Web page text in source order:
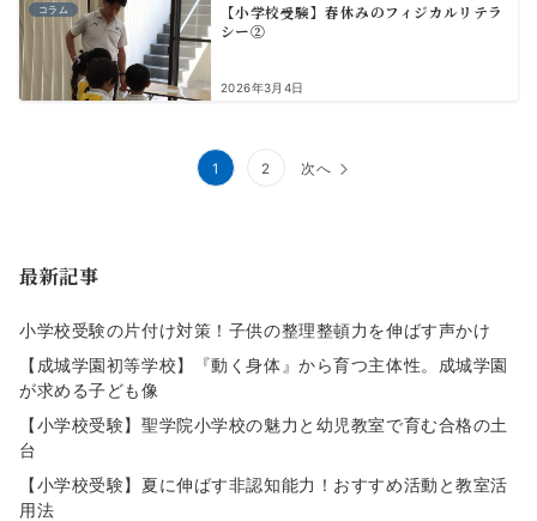
コラム
【小学校受験】春休みのフィジカルリテラ
シー②
2026年3月4日
ペ
ー
ジ
送
り
1 2 次へ
最新記事
小学校受験の片付け対策！子供の整理整頓力を伸ばす声かけ
【成城学園初等学校】『動く身体』から育つ主体性。成城学園
が求める子ども像
【小学校受験】聖学院小学校の魅力と幼児教室で育む合格の土
台
【小学校受験】夏に伸ばす非認知能力！おすすめ活動と教室活
用法